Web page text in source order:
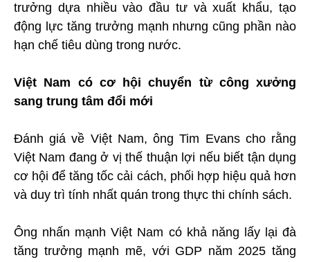
trưởng dựa nhiều vào đầu tư và xuất khẩu, tạo
động lực tăng trưởng mạnh nhưng cũng phần nào
hạn chế tiêu dùng trong nước.
Việt Nam có cơ hội chuyển từ công xưởng
sang trung tâm đổi mới
Đánh giá về Việt Nam, ông Tim Evans cho rằng
Việt Nam đang ở vị thế thuận lợi nếu biết tận dụng
cơ hội để tăng tốc cải cách, phối hợp hiệu quả hơn
và duy trì tính nhất quán trong thực thi chính sách.
Ông nhấn mạnh Việt Nam có khả năng lấy lại đà
tăng trưởng mạnh mẽ, với GDP năm 2025 tăng